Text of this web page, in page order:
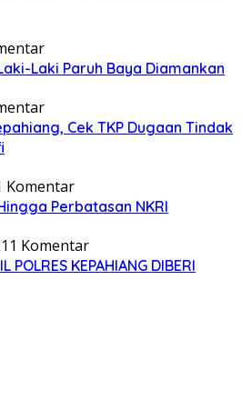
Laki Paruh Baya Diamankan
Cek TKP Dugaan Tindak
Komentar
Perbatasan NKRI
1 Komentar
POLRES KEPAHIANG DIBERI